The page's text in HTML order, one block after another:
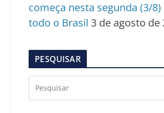
começa nesta segunda (3/8)
todo o Brasil 3 de agosto de
PESQUISAR